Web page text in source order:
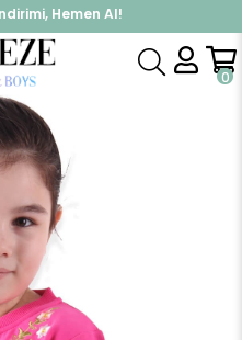
Hemen Al!
Kap, Hemen Üye Ol!
0